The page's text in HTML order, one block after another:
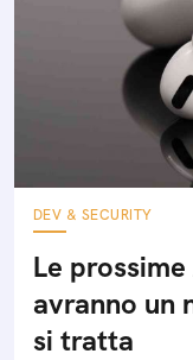
DEV & SECURITY
Le
avranno un
si tratta